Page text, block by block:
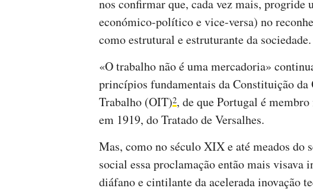
nos confirmar que, cada vez mais, progride
económico-político e vice-versa) no
como estrutural e estruturante da sociedade.
«O trabalho não é uma mercadoria»
princípios fundamentais da Constituição
Trabalho (OIT)2, de que Portugal é
em 1919, do Tratado de Versalhes.
Mas, como no século XIX e até meados do
social essa proclamação então mais visava
diáfano e cintilante da acelerada inovação